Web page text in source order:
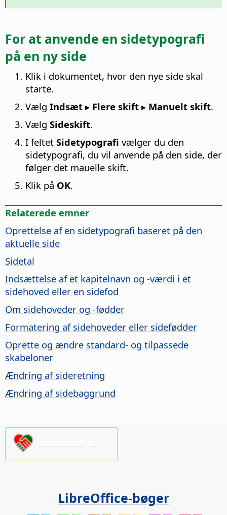
For at anvende en sidetypografi
på en ny side
Klik i dokumentet, hvor den nye side skal
starte.
Vælg Indsæt ▸ Flere skift ▸ Manuelt skift.
Vælg Sideskift.
I feltet Sidetypografi vælger du den
sidetypografi, du vil anvende på den side, der
følger det mauelle skift.
Klik på OK.
Relaterede emner
Oprettelse af en sidetypografi baseret på den
aktuelle side
Sidetal
Indsættelse af et kapitelnavn og -værdi i et
sidehoved eller en sidefod
Om sidehoveder og -fødder
Formatering af sidehoveder eller sidefødder
Oprette og ændre standard- og tilpassede
skabeloner
Ændring af sideretning
Ændring af sidebaggrund
LibreOffice-bøger